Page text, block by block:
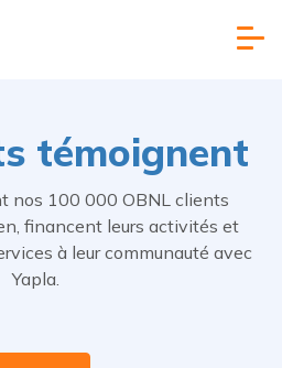
témoignent
nos 100 000 OBNL clients
financent leurs activités et
à leur communauté avec
Yapla.